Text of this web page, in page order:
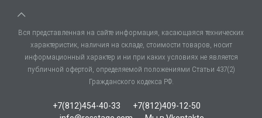
Вся представленная на сайте информация, касающаяся технических
характеристик, наличия на складе, стоимости товаров, носит
информационный характер и ни при каких условиях не является
публичной офертой, определяемой положениями Статьи 437(2)
Гражданского кодекса РФ.
+7(812)454-40-33
+7(812)409-12-50